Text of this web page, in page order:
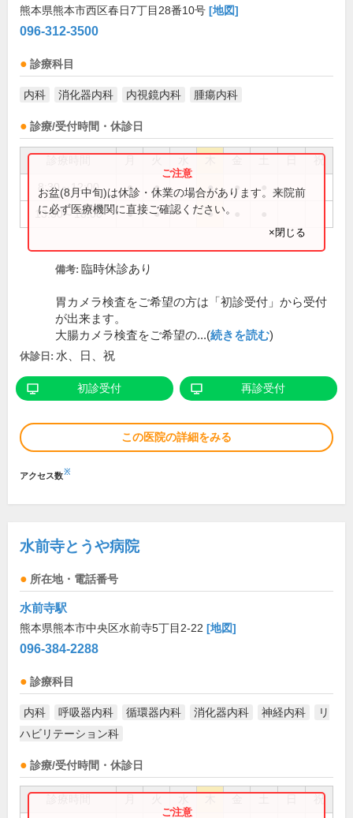
熊本県熊本市西区春日7丁目28番10号 [地図]
096-312-3500
診療科目
内科 消化器内科 内視鏡内科 腫瘍内科
診療/受付時間・休診日
祝
8:30～12:00 ● ● ● ●
13:30～18:00 ● ● ●
お盆(8月中旬)は休診・休業の場合があります。来院前
に必ず医療機関に直接ご確認ください。
×閉じる
備考: 臨時休診あり
胃カメラ検査をご希望の方は「初診受付」から受付
が出来ます。
大腸カメラ検査をご希望の...(続きを読む)
休診日: 水、日、祝
初診受付 再診受付
この医院の詳細をみる
アクセス数※
水前寺とうや病院
所在地・電話番号
水前寺駅
熊本県熊本市中央区水前寺5丁目2-22 [地図]
096-384-2288
診療科目
内科 呼吸器内科 循環器内科 消化器内科 神経内科
リ
ハビリテーション科
診療/受付時間・休診日
祝